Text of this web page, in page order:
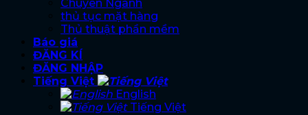
Chuyên Ngành
thủ tục mặt hàng
Thủ thuật phần mềm
Báo giá
ĐĂNG KÍ
ĐĂNG NHẬP
Tiếng Việt
English
Tiếng Việt